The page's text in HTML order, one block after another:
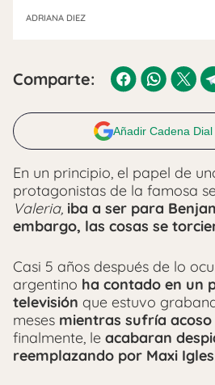
ADRIANA DIEZ
Comparte:
Añadir Cadena
En un principio, el papel de
protagonistas de la famosa
Valeria, iba a ser para
embargo, las cosas se
Casi 5 años después de lo
argentino ha contado en un
televisión que estuvo
meses mientras sufría acoso
finalmente, le acabaran
reemplazando por Maxi